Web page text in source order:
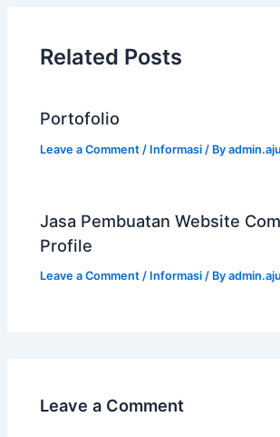
Related Posts
Portofolio
Leave a Comment / Informasi / By
Jasa Pembuatan Website
Profile
Leave a Comment / Informasi / By
Leave a Comment